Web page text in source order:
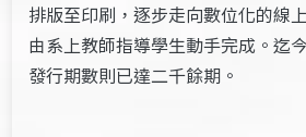
排版至印刷，逐步走向數位化的線
由系上教師指導學生動手完成。迄
發行期數則已達二千餘期。